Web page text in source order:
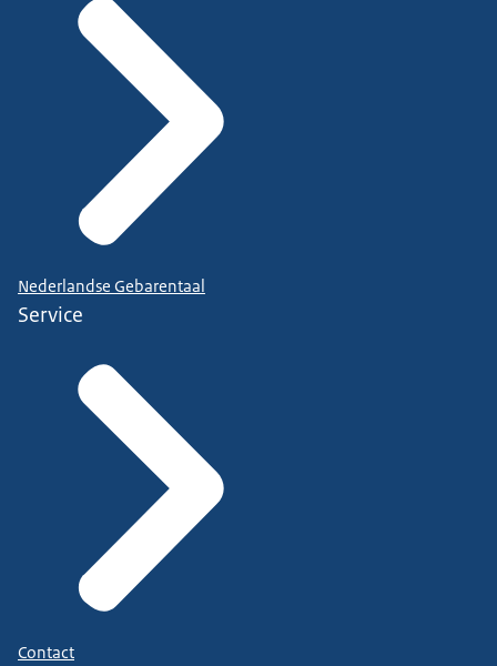
Nederlandse Gebarentaal
Service
Contact